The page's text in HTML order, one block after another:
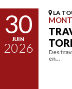
30
JUIN
2026
LA
Des
en…